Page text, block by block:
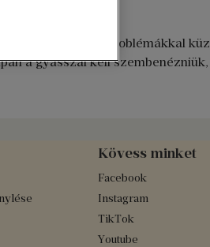
miközben alvásproblémákkal
a gyásszal kell szembenézniük,
Kövess minket
Facebook
Instagram
TikTok
Youtube